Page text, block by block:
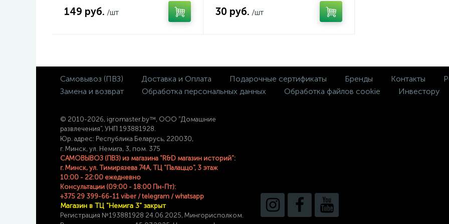
149 руб. /шт 30 руб. /шт
Самовывоз (ПВЗ) Доставка и Оплата Подарочные сертификаты Бренды Контакты
Замена и возврат
Обработка персональных данных Обработка файлов cookie Инвестору
© 2010-2026, igromaster.by™, ООО "Домашние
развлечения", УНП 193881928.
Юр. адрес: Республика Беларусь, 220030,
г. Минск, ул. Немига, 3, пом. 375
САМОВЫВОЗ (ПВЗ) из магазина "R&D магазин историй":
г. Минск, ул. Тимирязева 74A, ТЦ "Палаццо", 3 этаж
10:00 - 22:00 ежедневно
Консультации (09:00 - 18:00 Пн-Пт):
+375 29 399-66-11 viber / telegram / whatsapp
Магазин в ТЦ "Немига 3" закрыт
Регистрация №193881928 24 .06.2025, Мингорисполком.